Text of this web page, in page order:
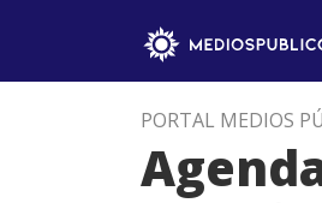
PORTAL MEDIOS